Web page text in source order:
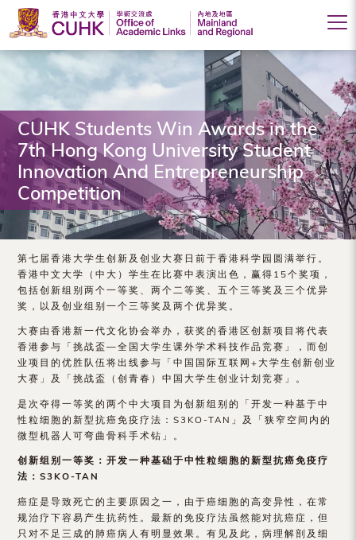
香
港
中
文
大
学
学
术
交
流
处
（内
地
及
地
区）
CUHK Students Win Awards in the
7th Hong Kong University Student
Innovation And Entrepreneurship
Competition
第七届香港大学生创新及创业大赛日前于香港科学园圆满举行。
香港中文大学（中大）学生在比赛中表演出色，赢得15个奖项，
包括创新组别两个一等奖、两个二等奖、五个三等奖及三个优异
奖，以及创业组别一个三等奖及两个优异奖。
大赛由香港新一代文化协会举办，获奖的香港区创新项目将代表
香港参与「挑战盃—全国大学生课外学术科技作品竞赛」，而创
业项目的优胜队伍将出线参与「中国国际互联网+大学生创新创业
大赛」及「挑战盃（创青春）中国大学生创业计划竞赛」。
是次夺得一等奖的两个中大项目为创新组别的「开发一种基于中
性粒细胞的新型抗癌免疫疗法：S3KO-TAN」及「狭窄空间内的
微型机器人可弯曲骨科手术钻」。
创新组别一等奖：开发一种基础于中性粒细胞的新型抗癌免疫疗
法：S3KO-TAN
癌症是导致死亡的主要原因之一，由于癌细胞的高变异性，在常
规治疗下容易产生抗药性。最新的免疫疗法虽然能对抗癌症，但
只对不足三成的肺癌病人有明显效果。有见及此，病理解剖及细